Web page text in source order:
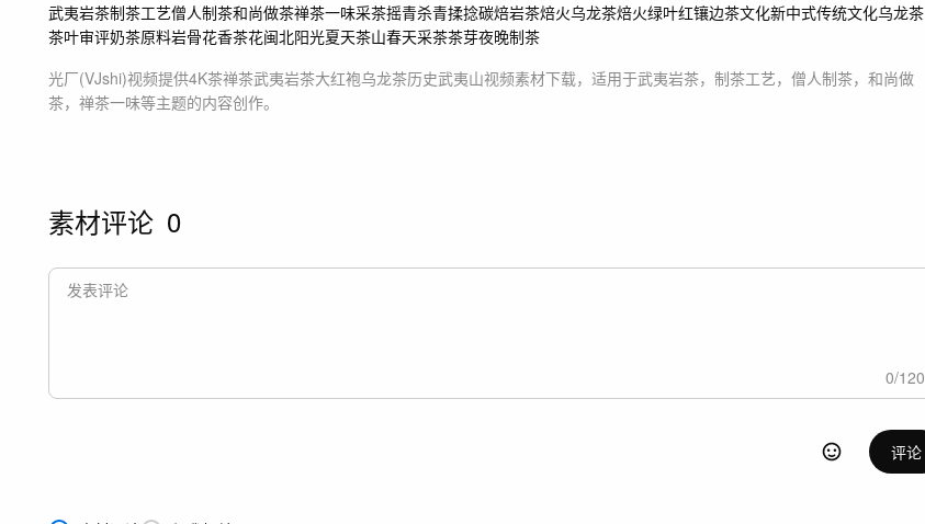
武夷岩茶制茶工艺僧人制茶和尚做茶禅茶一味采茶摇青杀青揉捻碳焙岩茶焙火乌龙茶焙火绿叶红镶边茶文化新中式传统文化乌龙茶
茶叶审评奶茶原料岩骨花香茶花闽北阳光夏天茶山春天采茶茶芽夜晚制茶
光厂(VJshi)视频提供4K茶禅茶武夷岩茶大红袍乌龙茶历史武夷山视频素材下载，适用于武夷岩茶，制茶工艺，僧人制茶，和尚做
茶，禅茶一味等主题的内容创作。
素材评论 0
0/120
评论